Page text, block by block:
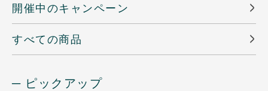
開催中のキャンペーン
すべての商品
─ ピックアップ